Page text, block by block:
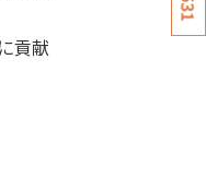
貢献